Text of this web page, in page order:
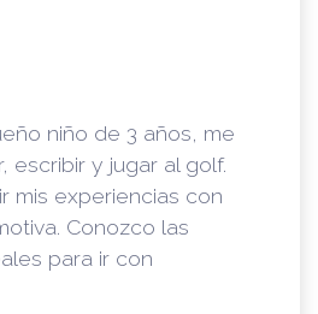
niño de 3 años, me
escribir y jugar al golf.
mis experiencias con
Conozco las
para ir con